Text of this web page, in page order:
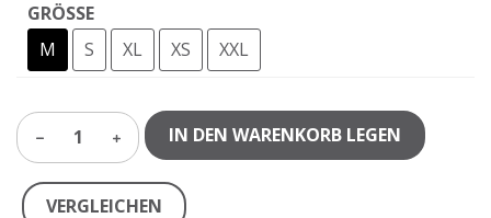
GRÖSSE
M
S XL XS XXL
1 IN DEN WARENKORB LEGEN
VERGLEICHEN